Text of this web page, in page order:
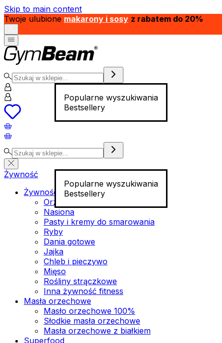
Skip to main content
Twoje ulubione makarony i sosy z rabatem do 20%
Popularne wyszukiwania
Bestsellery
Popularne wyszukiwania
Bestsellery
Żywność
Żywność funkcjonalna
Orzechy
Nasiona
Pasty i kremy do smarowania
Ryby
Dania gotowe
Jajka
Chleb i pieczywo
Mięso
Rośliny strączkowe
Inna żywność fitness
Masła orzechowe
Masło orzechowe 100%
Słodkie masła orzechowe
Masła orzechowe z białkiem
Superfood